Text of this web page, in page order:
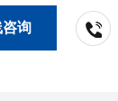
询